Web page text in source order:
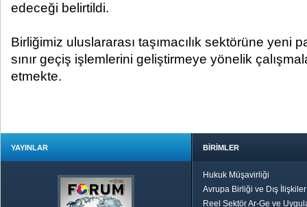
edeceği belirtildi.
Birliğimiz uluslararası taşımacılık sektörüne yeni
sınır geçiş işlemlerini geliştirmeye yönelik
etmekte.
YAYINLAR BİRİMLER
Hukuk Müşavirliği
Avrupa Birliği ve Dış
Reel Sektör Ar-Ge ve